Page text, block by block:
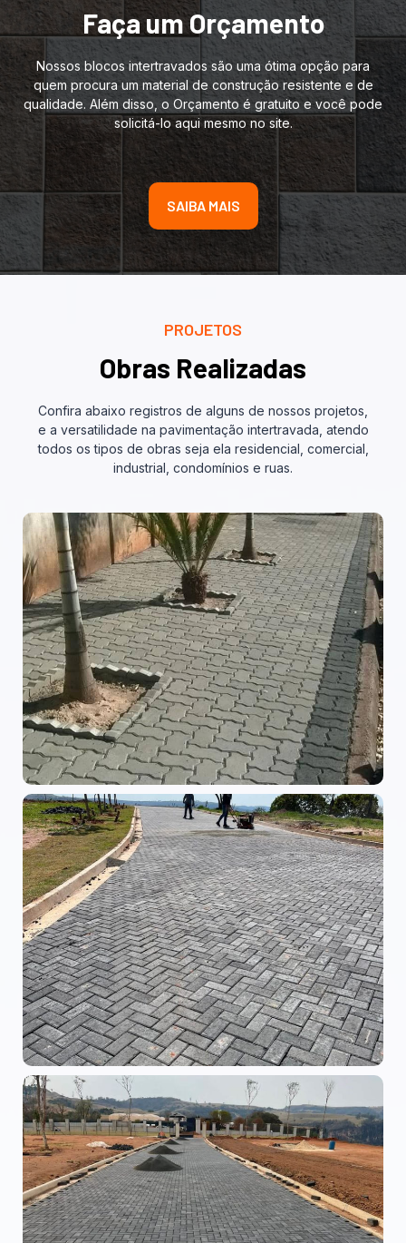
Faça um Orçamento
Nossos blocos intertravados são uma ótima opção para
quem procura um material de construção resistente e de
qualidade. Além disso, o Orçamento é gratuito e você pode
solicitá-lo aqui mesmo no site.
SAIBA MAIS
PROJETOS
Obras Realizadas
Confira abaixo registros de alguns de nossos projetos,
e a versatilidade na pavimentação intertravada, atendo
todos os tipos de obras seja ela residencial, comercial,
industrial, condomínios e ruas.